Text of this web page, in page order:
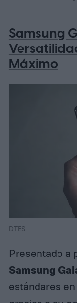
Samsung
Máximo
DTES
Presentado a
Samsung
estándares